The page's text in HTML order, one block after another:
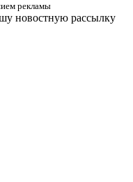
рекламы
новостную рассылку